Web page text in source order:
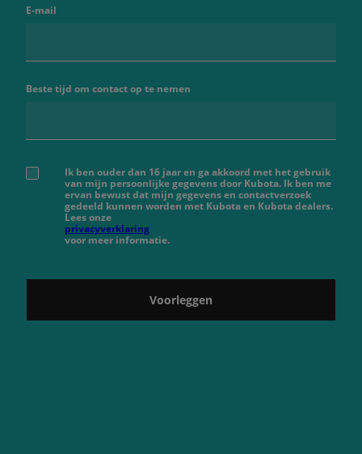
E-mail
Beste tijd om contact op te nemen
Ik ben ouder dan 16 jaar en ga akkoord met het gebruik
van mijn persoonlijke gegevens door Kubota. Ik ben me
ervan bewust dat mijn gegevens en contactverzoek
gedeeld kunnen worden met Kubota en Kubota dealers.
Lees onze
privacyverklaring
voor meer informatie.
Voorleggen